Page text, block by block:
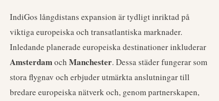
IndiGos långdistans expansion är tydligt inriktad på
viktiga europeiska och transatlantiska marknader.
Inledande planerade europeiska destinationer inkluderar
Amsterdamoch Manchester. Dessa städer fungerar som
stora flygnav och erbjuder utmärkta anslutningar till
bredare europeiska nätverk och, genom partnerskapen,